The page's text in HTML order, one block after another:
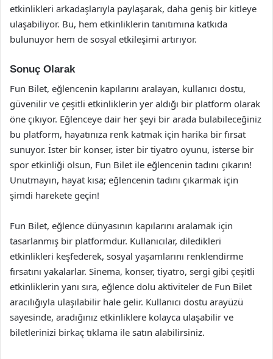
etkinlikleri arkadaşlarıyla paylaşarak, daha geniş bir kitleye
ulaşabiliyor. Bu, hem etkinliklerin tanıtımına katkıda
bulunuyor hem de sosyal etkileşimi artırıyor.
Sonuç Olarak
Fun Bilet, eğlencenin kapılarını aralayan, kullanıcı dostu,
güvenilir ve çeşitli etkinliklerin yer aldığı bir platform olarak
öne çıkıyor. Eğlenceye dair her şeyi bir arada bulabileceğiniz
bu platform, hayatınıza renk katmak için harika bir fırsat
sunuyor. İster bir konser, ister bir tiyatro oyunu, isterse bir
spor etkinliği olsun, Fun Bilet ile eğlencenin tadını çıkarın!
Unutmayın, hayat kısa; eğlencenin tadını çıkarmak için
şimdi harekete geçin!
Fun Bilet, eğlence dünyasının kapılarını aralamak için
tasarlanmış bir platformdur. Kullanıcılar, diledikleri
etkinlikleri keşfederek, sosyal yaşamlarını renklendirme
fırsatını yakalarlar. Sinema, konser, tiyatro, sergi gibi çeşitli
etkinliklerin yanı sıra, eğlence dolu aktiviteler de Fun Bilet
aracılığıyla ulaşılabilir hale gelir. Kullanıcı dostu arayüzü
sayesinde, aradığınız etkinliklere kolayca ulaşabilir ve
biletlerinizi birkaç tıklama ile satın alabilirsiniz.